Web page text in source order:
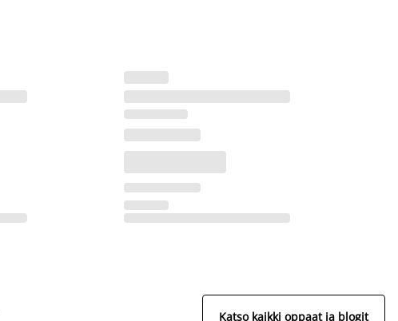
Katso kaikki oppaat ja blogit